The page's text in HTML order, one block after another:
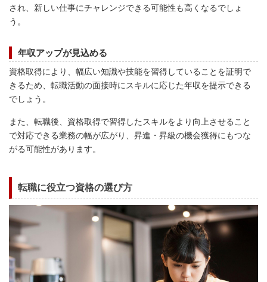
され、新しい仕事にチャレンジできる可能性も高くなるでしょ
う。
年収アップが見込める
資格取得により、幅広い知識や技能を習得していることを証明で
きるため、転職活動の面接時にスキルに応じた年収を提示できる
でしょう。
また、転職後、資格取得で習得したスキルをより向上させること
で対応できる業務の幅が広がり、昇進・昇級の機会獲得にもつな
がる可能性があります。
転職に役立つ資格の選び方